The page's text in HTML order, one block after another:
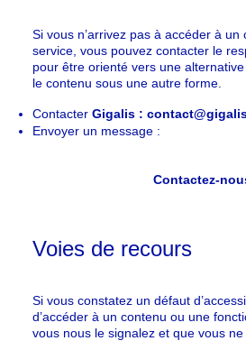
Si vous n’arrivez pas à accéder à un
service, vous pouvez contacter le
pour être orienté vers une
le contenu sous une autre forme.
ContacterGigalis :
Envoyer un message :
Contactez-
Voies de recours
Si vous constatez un défaut
d’accéder à un contenu ou une
vous nous le signalez et que vous